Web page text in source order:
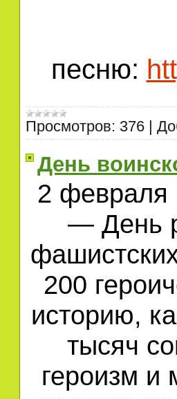
песню:
Просмотров: 376
День
2 февраля
— День
200
историю,
тысяч
героизм и